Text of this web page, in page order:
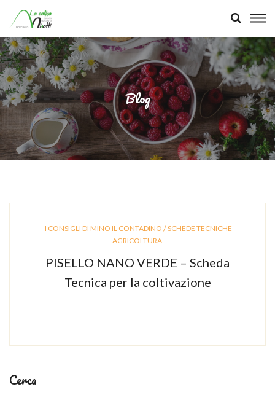
Blog
I CONSIGLI DI MINO IL CONTADINO /SCHEDE TECNICHE
AGRICOLTURA
PISELLO NANO VERDE – Scheda
Tecnica per la coltivazione
Cerca